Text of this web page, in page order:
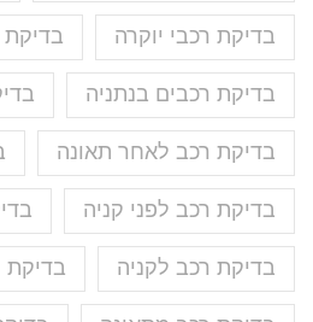
בדיקת רכבי יוקרה בדיקת
בדיקת רכבים בנתניה
בדיקת רכב לאחר תאונה
בדיקת רכב לפני קניה
בדיקת רכב לקניה